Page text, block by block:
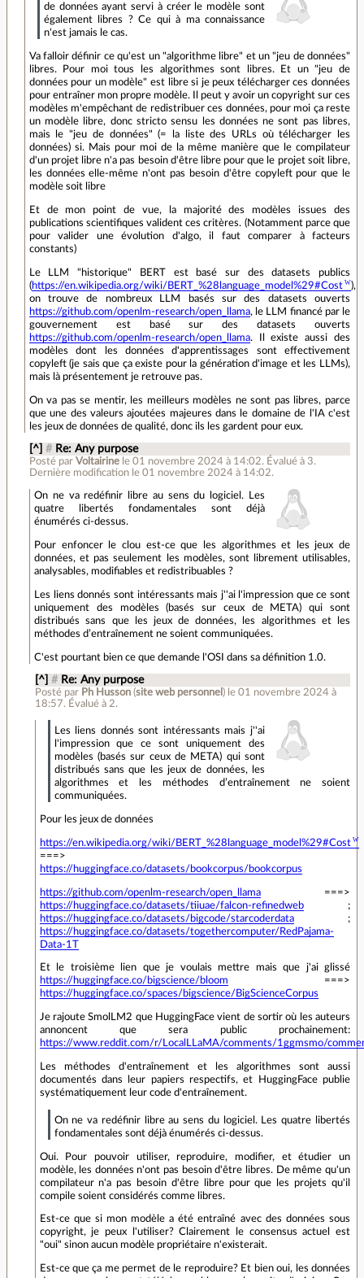
de données ayant servi à créer le modèle sont
également libres ? Ce qui à ma connaissance
n'est jamais le cas.
Va falloir définir ce qu'est un "algorithme libre" et un "jeu de données"
libres. Pour moi tous les algorithmes sont libres. Et un "jeu de
données pour un modèle" est libre si je peux télécharger ces données
pour entraîner mon propre modèle. Il peut y avoir un copyright sur ces
modèles m'empêchant de redistribuer ces données, pour moi ça reste
un modèle libre, donc stricto sensu les données ne sont pas libres,
mais le "jeu de données" (= la liste des URLs où télécharger les
données) si. Mais pour moi de la même manière que le compilateur
d'un projet libre n'a pas besoin d'être libre pour que le projet soit libre,
les données elle-même n'ont pas besoin d'être copyleft pour que le
modèle soit libre
Et de mon point de vue, la majorité des modèles issues des
publications scientifiques valident ces critères. (Notamment parce que
pour valider une évolution d'algo, il faut comparer à facteurs
constants)
Le LLM "historique" BERT est basé sur des datasets publics
(https://en.wikipedia.org/wiki/BERT_%28language_model%29#Cost
),
on trouve de nombreux LLM basés sur des datasets ouverts
https://github.com/openlm-research/open_llama, le LLM financé par le
gouvernement est basé sur des datasets ouverts
https://github.com/openlm-research/open_llama. Il existe aussi des
modèles dont les données d'apprentissages sont effectivement
copyleft (je sais que ça existe pour la génération d'image et les LLMs),
mais là présentement je retrouve pas.
On va pas se mentir, les meilleurs modèles ne sont pas libres, parce
que une des valeurs ajoutées majeures dans le domaine de l'IA c'est
les jeux de données de qualité, donc ils les gardent pour eux.
[^] # Re: Any purpose
Posté par Voltairine le 01 novembre 2024 à 14:02. Évalué à 3.
Dernière modification le 01 novembre 2024 à 14:02.
On ne va redéfinir libre au sens du logiciel. Les
quatre libertés fondamentales sont déjà
énumérés ci-dessus.
Pour enfoncer le clou est-ce que les algorithmes et les jeux de
données, et pas seulement les modèles, sont librement utilisables,
analysables, modifiables et redistribuables ?
Les liens donnés sont intéressants mais j''ai l'impression que ce sont
uniquement des modèles (basés sur ceux de META) qui sont
distribués sans que les jeux de données, les algorithmes et les
méthodes d’entraînement ne soient communiquées.
C'est pourtant bien ce que demande l'OSI dans sa définition 1.0.
[^] # Re: Any purpose
Posté par Ph Husson(site web personnel ) le 01 novembre 2024 à
18:57.Évalué à 2.
Les liens donnés sont intéressants mais j''ai
l'impression que ce sont uniquement des
modèles (basés sur ceux de META) qui sont
distribués sans que les jeux de données, les
algorithmes et les méthodes d’entraînement ne soient
communiquées.
Pour les jeux de données
https://en.wikipedia.org/wiki/BERT_%28language_model%29#Cost
===>
https://huggingface.co/datasets/bookcorpus/bookcorpus
https://github.com/openlm-research/open_llama===>
https://huggingface.co/datasets/tiiuae/falcon-refinedweb;
https://huggingface.co/datasets/bigcode/starcoderdata;
https://huggingface.co/datasets/togethercomputer/RedPajama-
Data-1T
Et le troisième lien que je voulais mettre mais que j'ai glissé
https://huggingface.co/bigscience/bloom ===>
https://huggingface.co/spaces/bigscience/BigScienceCorpus
Je rajoute SmolLM2 que HuggingFace vient de sortir où les auteurs
annoncent que sera public prochainement:
https://www.reddit.com/r/LocalLLaMA/comments/1ggmsmo/
Les méthodes d'entraînement et les algorithmes sont aussi
documentés dans leur papiers respectifs, et HuggingFace publie
systématiquement leur code d'entraînement.
On ne va redéfinir libre au sens du logiciel. Les quatre libertés
fondamentales sont déjà énumérés ci-dessus.
Oui. Pour pouvoir utiliser, reproduire, modifier, et étudier un
modèle, les données n'ont pas besoin d'être libres. De même qu'un
compilateur n'a pas besoin d'être libre pour que les projets qu'il
compile soient considérés comme libres.
Est-ce que si mon modèle a été entraîné avec des données sous
copyright, je peux l'utiliser? Clairement le consensus actuel est
"oui" sinon aucun modèle propriétaire n'existerait.
Est-ce que ça me permet de le reproduire? Et bien oui, les données